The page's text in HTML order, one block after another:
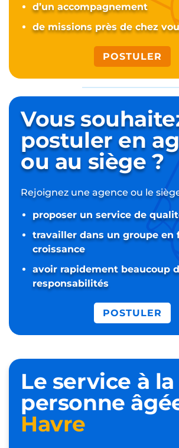
d’un accompagnement
de missions près de chez
POSTULER
Vous
postuleren
ou au siège ?
Rejoignez une agence ou le
proposer un service de
travailler dans un groupe en
croissance
avoir rapidement beaucoup
responsabilités
POSTULER
Le service à la
personne
Havre